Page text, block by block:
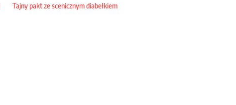
Tajny pakt ze scenicznym diabełkiem